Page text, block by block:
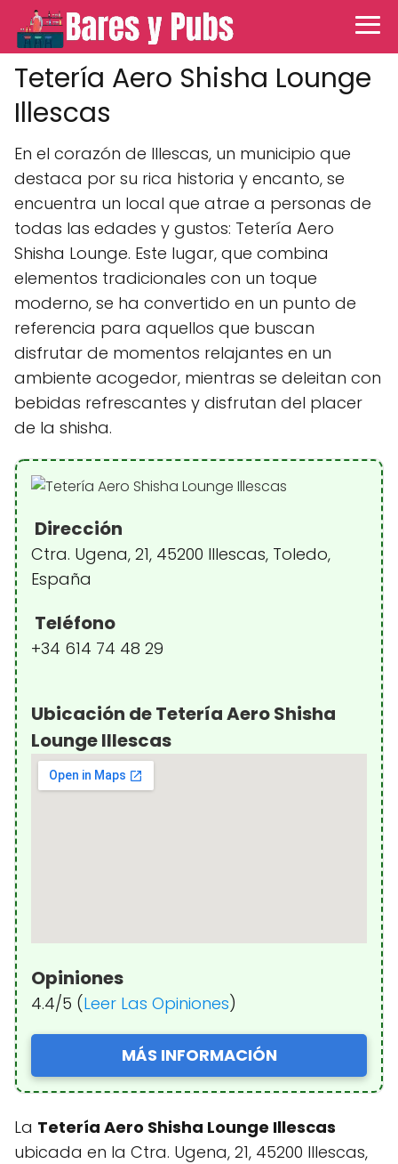
Tetería Aero Shisha Lounge
Illescas
En el corazón de Illescas, un municipio que
destaca por su rica historia y encanto, se
encuentra un local que atrae a personas de
todas las edades y gustos: Tetería Aero
Shisha Lounge. Este lugar, que combina
elementos tradicionales con un toque
moderno, se ha convertido en un punto de
referencia para aquellos que buscan
disfrutar de momentos relajantes en un
ambiente acogedor, mientras se deleitan con
bebidas refrescantes y disfrutan del placer
de la shisha.
Dirección
Ctra. Ugena, 21, 45200 Illescas, Toledo,
España
Teléfono
+34 614 74 48 29
Ubicación de Tetería Aero Shisha
Lounge Illescas
Opiniones
4.4/5 (Leer Las Opiniones)
MÁS INFORMACIÓN
La Tetería Aero Shisha Lounge Illescas
ubicada en la Ctra. Ugena, 21, 45200 Illescas,